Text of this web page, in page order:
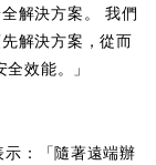
解決方案。 我們
解決方案，從而
效能。」
：「隨著遠端辦